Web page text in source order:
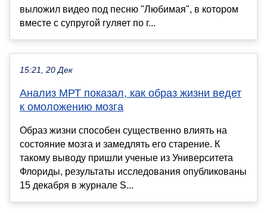
выложил видео под песню "Любимая", в котором
вместе с супругой гуляет по г...
15:21, 20 Дек
Анализ МРТ показал, как образ жизни ведет
к омоложению мозга
Образ жизни способен существенно влиять на
состояние мозга и замедлять его старение. К
такому выводу пришли ученые из Университета
Флориды, результаты исследования опубликованы
15 декабря в журнале S...